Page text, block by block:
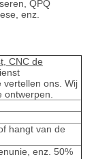
QPQ
enz.
CNC de
vertellen ons. Wij
ontwerpen.
hangt van de
enz. 50%